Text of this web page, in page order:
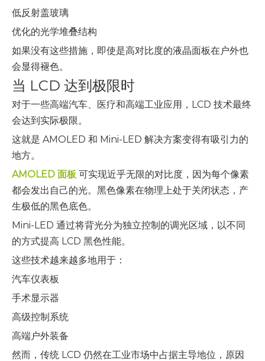
低反射盖玻璃
优化的光学堆叠结构
如果没有这些措施，即使是高对比度的液晶面板在户外也
会显得褪色。
当 LCD 达到极限时
对于一些高端汽车、医疗和高端工业应用，LCD 技术最终
会达到实际极限。
这就是 AMOLED 和 Mini-LED 解决方案变得有吸引力的
地方。
AMOLED 面板 可实现近乎无限的对比度，因为每个像素
都会发出自己的光。黑色像素在物理上处于关闭状态，产
生极低的黑色底色。
Mini-LED 通过将背光分为独立控制的调光区域，以不同
的方式提高 LCD 黑色性能。
这些技术越来越多地用于：
汽车仪表板
手术显示器
高级控制系统
高端户外装备
然而，传统 LCD 仍然在工业市场中占据主导地位，原因